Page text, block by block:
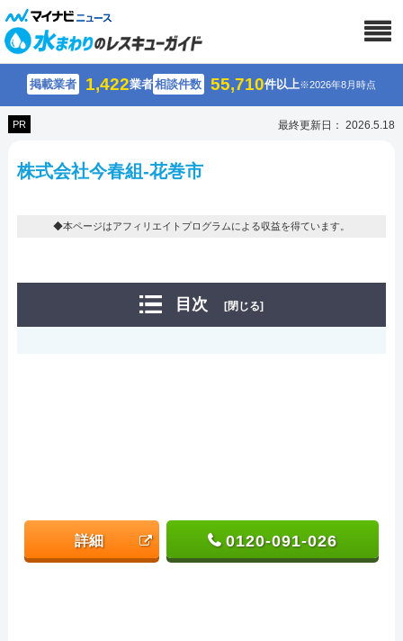
掲載業者 1,422業者相談件数 55,710件以上※2026年8月時点
PR 最終更新日： 2026.5.18
株式会社今春組-花巻市
◆本ページはアフィリエイトプログラムによる収益を得ています。
目次 [閉じる]
詳細 0120-091-026